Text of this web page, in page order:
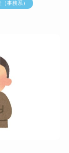
事務系）